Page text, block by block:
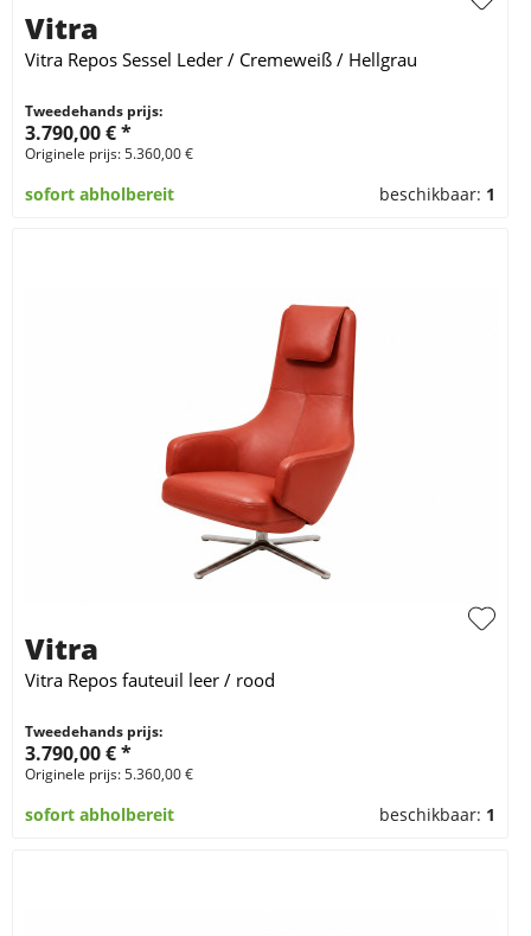
Vitra
Vitra Repos Sessel Leder / Cremeweiß / Hellgrau
Tweedehands prijs:
3.790,00 € *
Originele prijs: 5.360,00 €
sofort abholbereit beschikbaar: 1
Vitra
Vitra Repos fauteuil leer / rood
Tweedehands prijs:
3.790,00 € *
Originele prijs: 5.360,00 €
sofort abholbereit beschikbaar: 1